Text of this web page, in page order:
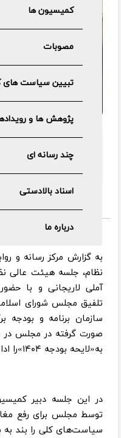
کمیسیون ها
مصوبات
تبیین سیاست های
پژوهش ها و
چند رسانه ای
اسناد بالادستی
درباره ما
هیئت عالی نظارت
العاده روز ‌چهارشنبه
مجلس در خصوص ایرادات
۱۴۰۴» را ادامه داد.
به گزارش مرکز رسانه
نظام، جلسه هیئت عالی
آملی لاریجانی و با
تلفیق مجلس شورای
سازمان برنامه و بودجه
صورت گرفته در مجلس
به«لایحه بودجه ۱۴۰۴»را ادامه دادند.
در این جلسه دبیر
توسط مجلس برای رفع
سیاست‌های کلی را بند به